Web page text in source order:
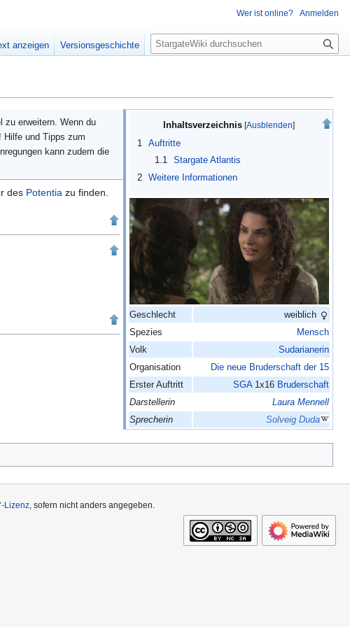
Inhaltsverzeichnis
1
Auftritte
1.1
Stargate Atlantis
2
Weitere Informationen
Geschlecht
weiblich
Spezies
Mensch
Volk
Sudarianerin
Organisation
Die neue Bruderschaft der 15
Erster Auftritt
SGA 1x16 Bruderschaft
Darstellerin
Laura Mennell
Sprecherin
Solveig Duda
zu erweitern. Wenn du
und Tipps zum
kann zudem die
des Potentia zu finden.
Wer ist online? Anmelden
anzeigen Versionsgeschichte
S
u
e
Lizenz, sofern nicht anders angegeben.